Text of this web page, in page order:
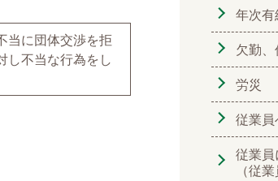
当に団体交渉を拒
し不当な行為をし
年次
欠勤
労災
従業
従業
（従